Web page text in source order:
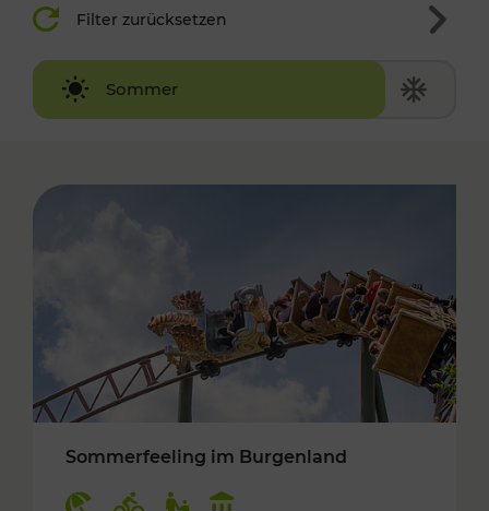
Filter zurücksetzen
Sommer
Winter
Sommerfeeling im Burgenland